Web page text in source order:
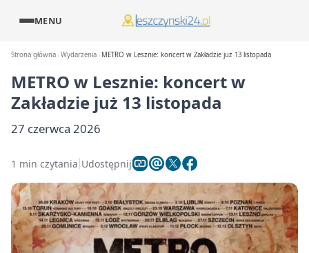
MENU
Strona główna Wydarzenia METRO w Lesznie: koncert w Zakładzie już 13 listopada
METRO w Lesznie: koncert w
Zakładzie już 13 listopada
27 czerwca 2026
1 min czytania Udostępnij